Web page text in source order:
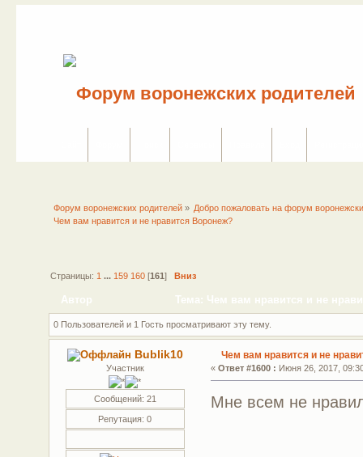
Форум воронежских родителей» Добро пожаловать на форум
Чем вам нравится и не нравится Воронеж?
Страницы: 1 ... 159 160[161 ] Вниз
Автор Тема: Чем вам нравится и не
0 Пользователей и 1 Гость просматривают эту тему.
Bublik10
Участник
Сообщений: 21
Репутация: 0
Чем вам нравится и не
«Ответ #1600 : Июня 26, 2017,
Мне всем не